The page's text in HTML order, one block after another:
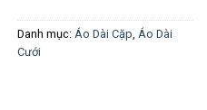
Danh mục: Áo Dài Cặp Áo Dài
Cưới